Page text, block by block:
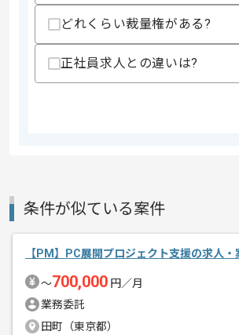
・プロダクトマ
・テスト自動化
スキルに不安があ
上記に似た経験
作業開始日
エージェントからのコ
メント
どれくらい裁量権がある?
正社員求人との違いは?
条件が似ている案件
【PM】PC展開プロジェクト支援の求人・
〜700,000 円／月
業務委託
田町（東京都）